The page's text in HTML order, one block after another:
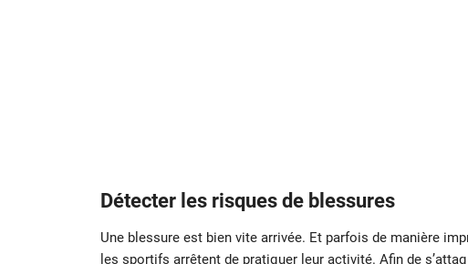
Détecter les risques de blessures
Une blessure est bien vite arrivée. Et parfois de manière
les sportifs arrêtent de pratiquer leur activité. Afin de